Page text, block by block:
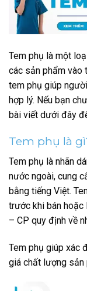
Tem phụ là một
các sản phẩm vào
tem phụ giúp
hợp lý. Nếu bạn
bài viết dưới đây
Tem phụ là
Tem phụ là nhãn
nước ngoài, cung
bằng tiếng Việt.
trước khi bán
– CP quy định về
Tem phụ giúp xác
giá chất lượng sản